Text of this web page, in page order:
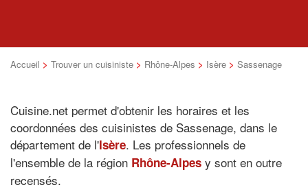
Accueil > Trouver un cuisiniste > Rhône-Alpes > Isère > Sassenage
Cuisine.net permet d'obtenir les horaires et les
coordonnées des cuisinistes de Sassenage, dans le
département de l'Isère. Les professionnels de
l'ensemble de la région Rhône-Alpes y sont en outre
recensés.